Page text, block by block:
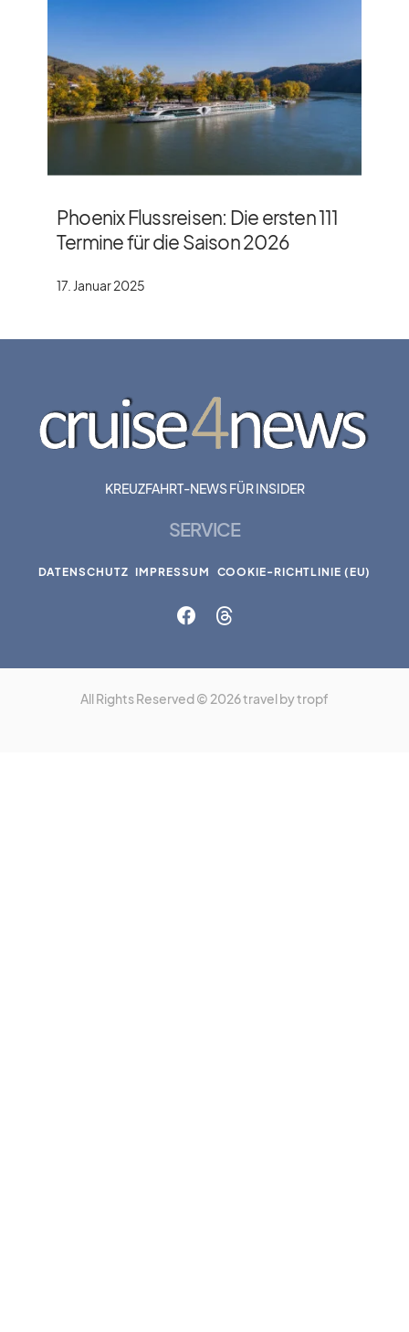
Phoenix Flussreisen: Die ersten 111
Termine für die Saison 2026
17. Januar 2025
KREUZFAHRT-NEWS FÜR INSIDER
SERVICE
DATENSCHUTZ IMPRESSUM COOKIE-RICHTLINIE (EU)
All Rights Reserved © 2026 travel by tropf